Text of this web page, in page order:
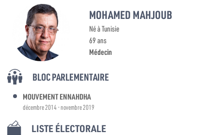
MOHAMED MAHJOUB
Né à Tunisie
69 ans
Médecin
BLOC PARLEMENTAIRE
MOUVEMENT ENNAHDHA
décembre 2014 - novembre 2019
LISTE ÉLECTORALE